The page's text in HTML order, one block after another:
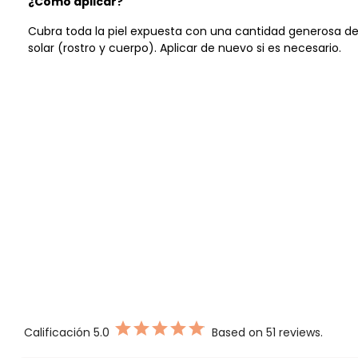
Cubra toda la piel expuesta con una cantidad generosa
solar (rostro y cuerpo). Aplicar de nuevo si es necesario.
Calificación 5.0 Based on 51 reviews.